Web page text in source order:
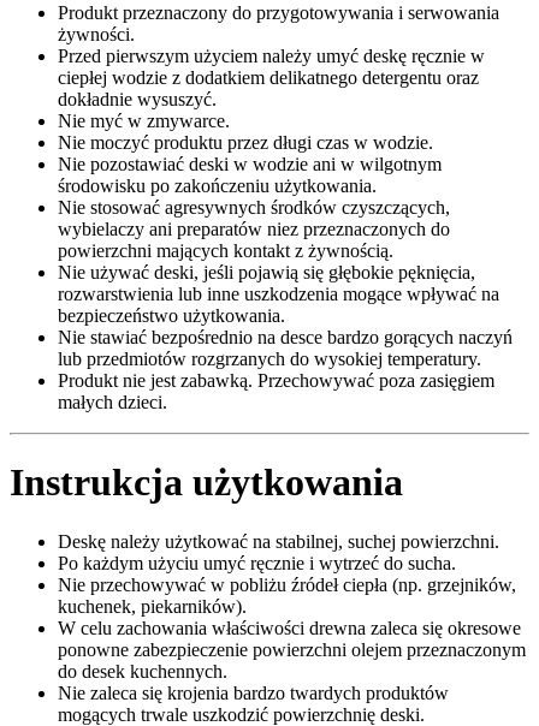
Produkt przeznaczony do przygotowywania i serwowania
żywności.
Przed pierwszym użyciem należy umyć deskę ręcznie w
ciepłej wodzie z dodatkiem delikatnego detergentu oraz
dokładnie wysuszyć.
Nie myć w zmywarce.
Nie moczyć produktu przez długi czas w wodzie.
Nie pozostawiać deski w wodzie ani w wilgotnym
środowisku po zakończeniu użytkowania.
Nie stosować agresywnych środków czyszczących,
wybielaczy ani preparatów niez przeznaczonych do
powierzchni mających kontakt z żywnością.
Nie używać deski, jeśli pojawią się głębokie pęknięcia,
rozwarstwienia lub inne uszkodzenia mogące wpływać na
bezpieczeństwo użytkowania.
Nie stawiać bezpośrednio na desce bardzo gorących naczyń
lub przedmiotów rozgrzanych do wysokiej temperatury.
Produkt nie jest zabawką. Przechowywać poza zasięgiem
małych dzieci.
Instrukcja użytkowania
Deskę należy użytkować na stabilnej, suchej powierzchni.
Po każdym użyciu umyć ręcznie i wytrzeć do sucha.
Nie przechowywać w pobliżu źródeł ciepła (np. grzejników,
kuchenek, piekarników).
W celu zachowania właściwości drewna zaleca się okresowe
ponowne zabezpieczenie powierzchni olejem przeznaczonym
do desek kuchennych.
Nie zaleca się krojenia bardzo twardych produktów
mogących trwale uszkodzić powierzchnię deski.